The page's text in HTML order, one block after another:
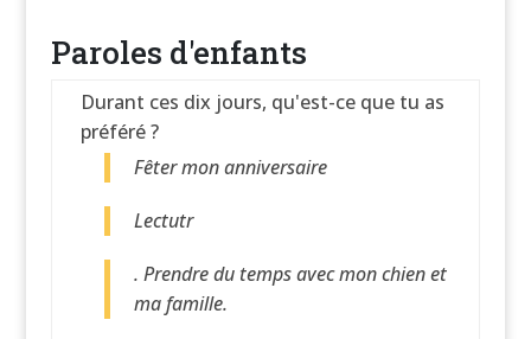
Paroles d'enfants
Durant ces dix jours, qu'est-ce que tu as
préféré ?
Fêter mon anniversaire
Lectutr
. Prendre du temps avec mon chien et
ma famille.